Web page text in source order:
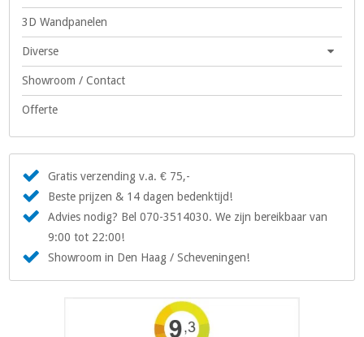
3D Wandpanelen
Diverse
Showroom / Contact
Offerte
Gratis verzending v.a. € 75,-
Beste prijzen & 14 dagen bedenktijd!
Advies nodig? Bel 070-3514030. We zijn bereikbaar van
9:00 tot 22:00!
Showroom in Den Haag / Scheveningen!